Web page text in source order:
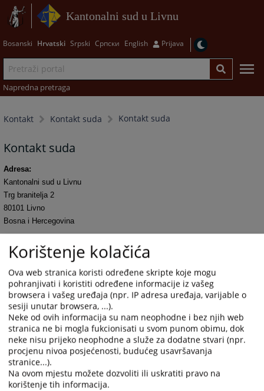
Kantonalni sud u Livnu
Bosanski Hrvatski Srpski Српски English Prijava
Napredna pretraga
Kontakt Kontakt suda Kontakt suda
Kontakt suda
Adresa:
Kantonalni sud u Livnu
Trg branitelja 2
80101 Livno
Bosna i Hercegovina
Fax:+387 34 202-182
E-pošta: ksud-livno@pravosudje.ba
JIB:4281048040008
6643PREGLEDA
Korištenje kolačića
Ova web stranica koristi određene skripte koje mogu
pohranjivati i koristiti određene informacije iz vašeg
browsera i vašeg uređaja (npr. IP adresa uređaja, varijable o
sesiji unutar browsera, ...).
Neke od ovih informacija su nam neophodne i bez njih web
stranica ne bi mogla fukcionisati u svom punom obimu, dok
neke nisu prijeko neophodne a služe za dodatne stvari (npr.
procjenu nivoa posjećenosti, budućeg usavršavanja
stranice...).
Na ovom mjestu možete dozvoliti ili uskratiti pravo na
korištenje tih informacija.